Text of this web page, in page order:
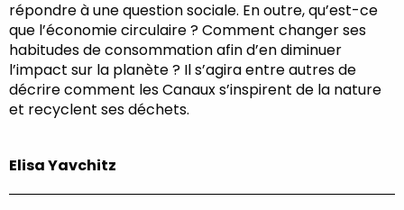
répondre à une question sociale. En outre, qu’est-ce
que l’économie circulaire ? Comment changer ses
habitudes de consommation afin d’en diminuer
l’impact sur la planète ? Il s’agira entre autres de
décrire comment les Canaux s’inspirent de la nature
et recyclent ses déchets.
Elisa Yavchitz